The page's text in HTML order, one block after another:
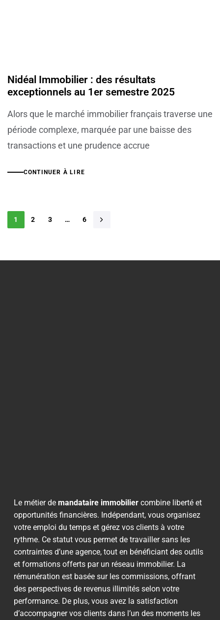
Nidéal Immobilier : des résultats
exceptionnels au 1er semestre 2025
Alors que le marché immobilier français traverse une
période complexe, marquée par une baisse des
transactions et une prudence accrue
CONTINUER À LIRE
1 2 3 … 6
Le métier de mandataire immobiliercombine liberté et
opportunités financières. Indépendant, vous organisez
votre emploi du temps et gérez vos clients à votre
rythme. Ce statut vous permet de travailler sans les
contraintes d’une agence, tout en bénéficiant des outils
et formations offerts par un réseau immobilier. La
rémunération est basée sur les commissions, offrant
des perspectives de revenus illimités selon votre
performance. De plus, vous avez la satisfaction
d’accompagner vos clients dans l’un des moments les